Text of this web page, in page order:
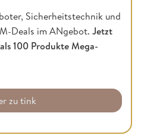
Sicherheitstechnik und
Deals im ANgebot. Jetzt
100 Produkte Mega-
zu tink